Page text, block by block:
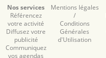
Nos services
Référencez
votre activité
Diffusez votre
publicité
Communiquez
vos agendas
Mentions légales
/
Conditions
Générales
d'Utilisation